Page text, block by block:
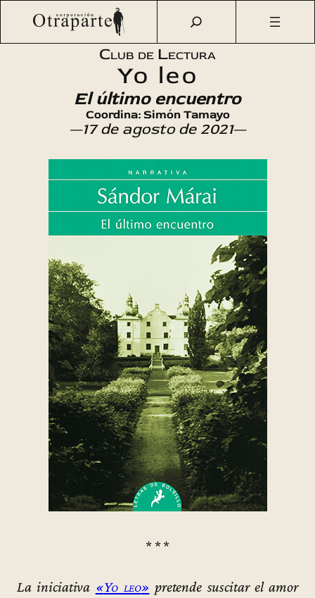
Saltar
Otraparte.org/Agenda Cultural /Talleres
Club de
Lectura «Yo leo»: El último encuentro
Club de Lectura
Yo leo
El último encuentro
Coordina: Simón Tamayo
—17 de agosto de 2021—
* * *
La iniciativa «Yo leo» pretende suscitar el amor